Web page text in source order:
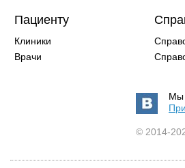
Пациенту
Клиники
Врачи
Мы
© 2014-